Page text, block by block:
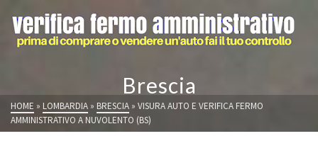
Brescia
HOME » LOMBARDIA » BRESCIA » VISURA AUTO E VERIFICA FERMO
AMMINISTRATIVO A NUVOLENTO (BS)